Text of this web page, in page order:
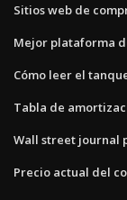
Sitios web de
Mejor plataforma
Cómo leer el
Tabla de
Wall street journal
Precio actual del